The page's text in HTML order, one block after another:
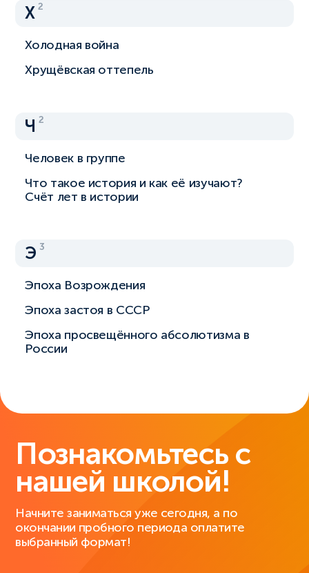
Х 2
Холодная война
Хрущёвская оттепель
Ч 2
Человек в группе
Что такое история и как её изучают?
Счёт лет в истории
Э 3
Эпоха Возрождения
Эпоха застоя в СССР
Эпоха просвещённого абсолютизма в
России
Познакомьтесь с
нашей школой!
Начните заниматься уже сегодня, а по
окончании пробного периода оплатите
выбранный формат!